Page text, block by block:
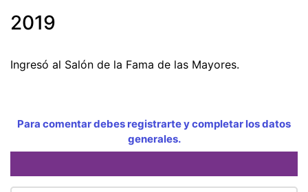
2019
Ingresó al Salón de la Fama de las Mayores.
Para comentar debes registrarte y completar los datos
generales.